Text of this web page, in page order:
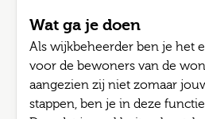
Wat ga je doen
Als wijkbeheerder ben je het
voor de bewoners van de
aangezien zij niet zomaar
stappen, ben je in deze